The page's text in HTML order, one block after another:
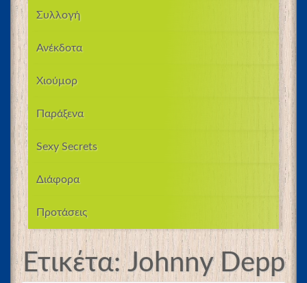
Συλλογή
Ανέκδοτα
Χιούμορ
Παράξενα
Sexy Secrets
Διάφορα
Προτάσεις
Ετικέτα:Johnny Depp